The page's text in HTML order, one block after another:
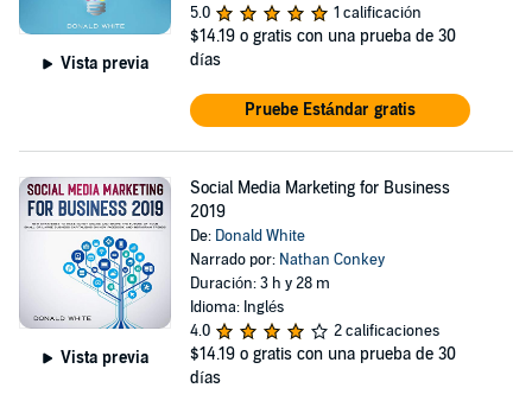
Vista previa
5.0
1 calificación
$14.19 o gratis con una prueba de 30
días
Pruebe Estándar gratis
Vista previa
Social Media Marketing for Business
2019
De: Donald White
Narrado por: Nathan Conkey
Duración: 3 h y 28 m
Idioma: Inglés
4.0
2 calificaciones
$14.19 o gratis con una prueba de 30
días